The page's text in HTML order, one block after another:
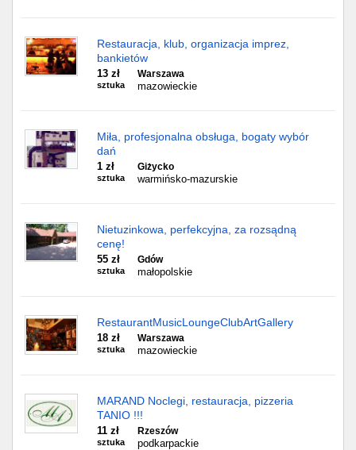
Restauracja, klub, organizacja imprez,
bankietów
13 zł
sztuka
Warszawa
mazowieckie
Miła, profesjonalna obsługa, bogaty wybór
dań
1 zł
sztuka
Giżycko
warmińsko-mazurskie
Nietuzinkowa, perfekcyjna, za rozsądną
cenę!
55 zł
sztuka
Gdów
małopolskie
RestaurantMusicLoungeClubArtGallery
18 zł
sztuka
Warszawa
mazowieckie
MARAND Noclegi, restauracja, pizzeria
TANIO !!!
11 zł
sztuka
Rzeszów
podkarpackie